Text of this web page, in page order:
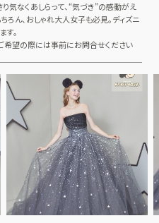
気なくあしらって、“気づき”の感動がえ
ろん、おしゃれ大人女子も必見。ディズニ
す。
希望の際には事前にお問合せください